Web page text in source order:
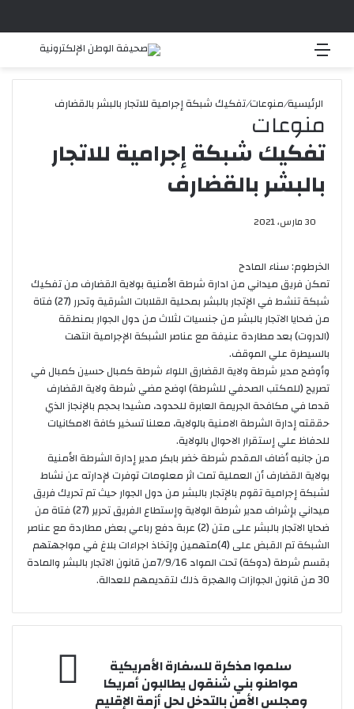
القائمة
الرئيسية/منوعات/تفكيك شبكة إجرامية للاتجار بالبشر بالقضارف
منوعات
تفكيك شبكة إجرامية للاتجار
بالبشر بالقضارف
30 مارس، 2021
الخرطوم: سناء المادح
تمكن فريق ميداني من ادارة شرطة الأمنية بولاية القضارف من تفكيك
شبكة تنشط في الإتجار بالبشر بمحلية القلابات الشرقية وتحرر (27) فتاة
من ضحايا الاتجار بالبشر من جنسيات لثلاث من دول الجوار بمنطقة
(الدروت) بعد مطاردة عنيفة مع عناصر الشبكة الإجرامية انتهت
بالسيطرة علي الموقف.
وأوضح مدير شرطة ولاية القضارق اللواء شرطة كمبال حسين كمبال في
تصريح (للمكتب الصحفي للشرطة) اوضح مضي شرطة ولاية القضارف
قدما في مكافحة الجريمة العابرة للحدود، مشيدا بحجم بالإنجاز الذي
حققته إدارة الشرطة الامنية بالولاية، معلنا تسخير كافة الامكانيات
للحفاظ علي إستقرار الاحوال بالولاية.
من جانبه أضاف المقدم شرطة خضر بابكر مدير إدارة الشرطة الأمنية
بولاية القضارف أن العملية تمت اثر معلومات توفرت لإدارته عن نشاط
لشبكة إجرامية تقوم بالإتجار بالبشر من دول الجوار حيث تم تحريك فريق
ميداني بإشراف مدير شرطة الولاية وإستطاع الفريق تحرير (27) فتاة من
ضحايا الاتجار بالبشر على متن (2) عربة دفع رباعي بعض مطاردة مع عناصر
الشبكة تم القبض على (4)متهمين وإتخاذ اجراءات بلاغ في مواجهتهم
بقسم شرطة (دوكة) تحت المواد 7/9/16من قانون الاتجار بالبشر والمادة
30 من قانون الجوازات والهجرة ذلك لتقديمهم للعدالة.
مذكرة
للسفارة
سلموا مذكرة للسفارة الأمريكية
مواطنو بني شنقول يطالبون أمريكا
ومجلس الأمن بالتدخل لحل أزمة الإقليم